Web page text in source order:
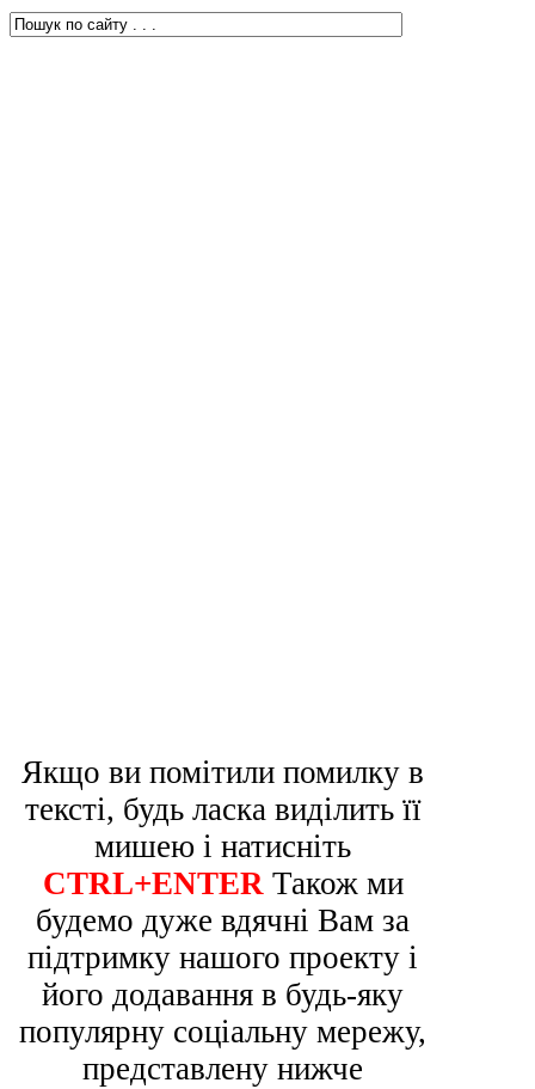
Якщо ви помітили помилку в
тексті, будь ласка виділить її
мишею і натисніть
CTRL+ENTER Також ми
будемо дуже вдячні Вам за
підтримку нашого проекту і
його додавання в будь-яку
популярну соціальну мережу,
представлену нижче